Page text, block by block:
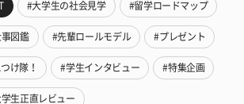
#大学生の社会見学 #留学ロードマップ
図鑑 #先輩ロールモデル #プレゼント
け隊！ #学生インタビュー #特集企画
生正直レビュー